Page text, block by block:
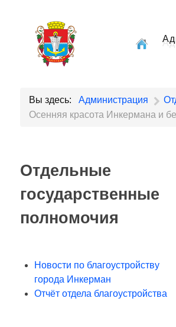
Вы здесь: Администрация
Осенняя красота Инкермана и
Отдельные
государственные
полномочия
Новости по благоустройству
города Инкерман
Отчёт отдела благоустройства